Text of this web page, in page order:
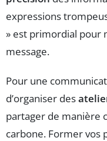
expressions
» est primordial pour
message.
Pour une
d’organiser des
partager de manière
carbone. Former vos